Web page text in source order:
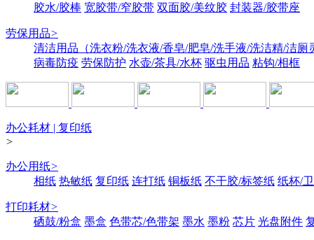
胶水/胶棒 宽胶带/窄胶带 双面胶/美纹胶 封装器/胶带座
劳保用品>
清洁用品（洗衣粉/洗衣液/香皂/肥皂/洗手液/洗洁精/洁厕
病毒防疫 劳保防护 水壶/茶具/水杯 驱虫用品 粘钩/相框
办公耗材 | 复印纸
>
办公用纸>
相纸 热敏纸 复印纸 连打纸 铜板纸 不干胶/标签纸 纸杯/
打印耗材>
硒鼓/粉盒 墨盒 色带芯/色带架 墨水 墨粉 芯片 光盘附件